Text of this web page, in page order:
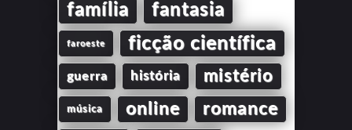
família fantasia
faroeste ficção científica
guerra história mistério
música online romance